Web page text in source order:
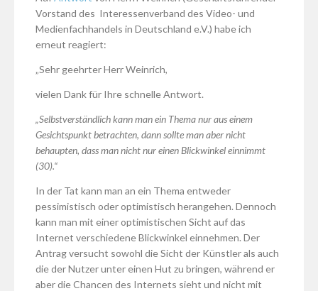
Vorstand des Interessenverband des Video- und
Medienfachhandels in Deutschland e.V.) habe ich
erneut reagiert:
„Sehr geehrter Herr Weinrich,
vielen Dank für Ihre schnelle Antwort.
„Selbstverständlich kann man ein Thema nur aus einem
Gesichtspunkt betrachten, dann sollte man aber nicht
behaupten, dass man nicht nur einen Blickwinkel einnimmt
(30).“
In der Tat kann man an ein Thema entweder
pessimistisch oder optimistisch herangehen. Dennoch
kann man mit einer optimistischen Sicht auf das
Internet verschiedene Blickwinkel einnehmen. Der
Antrag versucht sowohl die Sicht der Künstler als auch
die der Nutzer unter einen Hut zu bringen, während er
aber die Chancen des Internets sieht und nicht mit